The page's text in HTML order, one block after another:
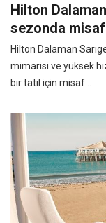
Hilton
sezonda
Hilton Dalaman
mimarisi ve yüksek
bir tatil için misaf...